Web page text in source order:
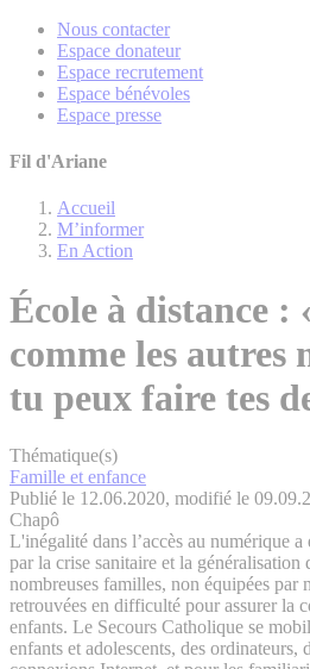
Nous contacter
Espace donateur
Espace recrutement
Espace bénévoles
Espace presse
Fil d'Ariane
Accueil
M’informer
En Action
École à distance :
comme les autres
tu peux faire tes
Thématique(s)
Famille et enfance
Publié le 12.06.2020, modifié le
Chapô
L'inégalité dans l’accès au numérique
par la crise sanitaire et la généralisation
nombreuses familles, non équipées par
retrouvées en difficulté pour assurer la
enfants. Le Secours Catholique se
enfants et adolescents, des ordinateurs,